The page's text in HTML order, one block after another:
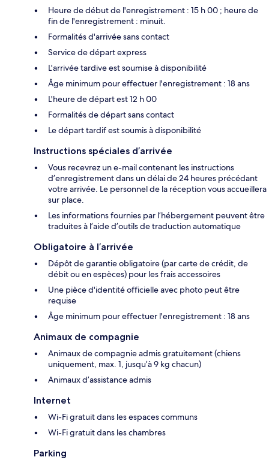
Heure de début de l'enregistrement : 15 h 00 ; heure de
fin de l'enregistrement : minuit.
Formalités d'arrivée sans contact
Service de départ express
L'arrivée tardive est soumise à disponibilité
Âge minimum pour effectuer l'enregistrement : 18 ans
L'heure de départ est 12 h 00
Formalités de départ sans contact
Le départ tardif est soumis à disponibilité
Instructions spéciales d’arrivée
Vous recevrez un e-mail contenant les instructions
d’enregistrement dans un délai de 24 heures précédant
votre arrivée. Le personnel de la réception vous accueillera
sur place.
Les informations fournies par l’hébergement peuvent être
traduites à l’aide d’outils de traduction automatique
Obligatoire à l’arrivée
Dépôt de garantie obligatoire (par carte de crédit, de
débit ou en espèces) pour les frais accessoires
Une pièce d'identité officielle avec photo peut être
requise
Âge minimum pour effectuer l'enregistrement : 18 ans
Animaux de compagnie
Animaux de compagnie admis gratuitement (chiens
uniquement, max. 1, jusqu’à 9 kg chacun)
Animaux d’assistance admis
Internet
Wi-Fi gratuit dans les espaces communs
Wi-Fi gratuit dans les chambres
Parking